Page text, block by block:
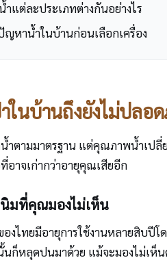
ำแต่ละประเภทต่างกันอย่างไร
ญหาน้ำในบ้านก่อนเลือกเครื่อง
ในบ้านถึงยังไม่ปลอ
ำตามมาตรฐาน แต่คุณภาพน้ำเป
อาจเก่ากว่าอายุคุณเสียอีก
มที่คุณมองไม่เห็น
งไทยมีอายุการใช้งานหลายสิบปี
ก็หลุดปนมาด้วย แม้จะมองไม่เห็